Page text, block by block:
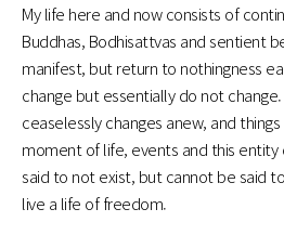
My life here and now consists of
Buddhas, Bodhisattvas and sentient
manifest, but return to nothingness
change but essentially do not
ceaselessly changes anew, and
moment of life, events and this entity
said to not exist, but cannot be said
live a life of freedom.